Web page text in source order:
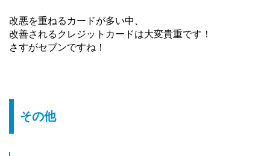
改悪を重ねるカードが多い中、
改善されるクレジットカードは大変貴重です！
さすがセブンですね！
その他